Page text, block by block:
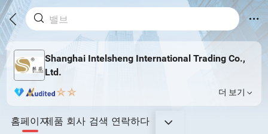
Shanghai Intelsheng International Trading Co.,
Ltd.
더 보기
홈페이지제품 회사 검색 연락하다